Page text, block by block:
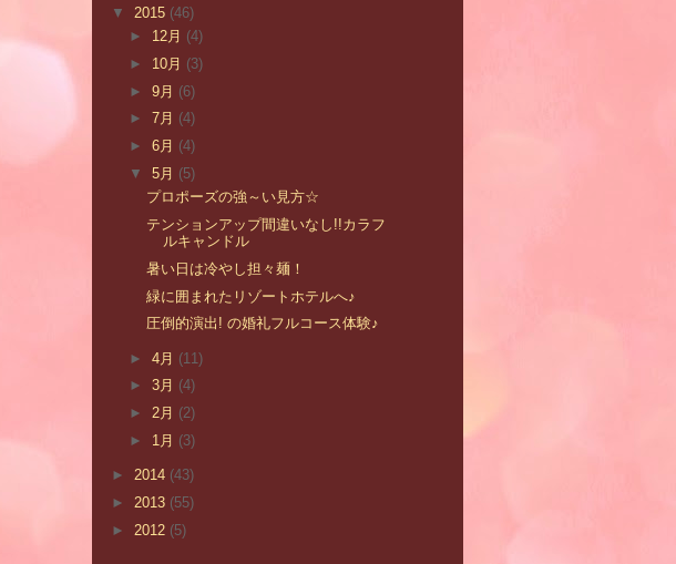
▼ 2015 (46)
► 12月 (4)
► 10月 (3)
► 9月 (6)
► 7月 (4)
► 6月 (4)
▼ 5月 (5)
プロポーズの強～い見方☆
テンションアップ間違いなし!!カラフ
ルキャンドル
暑い日は冷やし担々麺！
緑に囲まれたリゾートホテルへ♪
圧倒的演出! の婚礼フルコース体験♪
► 4月 (11)
► 3月 (4)
► 2月 (2)
► 1月 (3)
► 2014 (43)
► 2013 (55)
► 2012 (5)